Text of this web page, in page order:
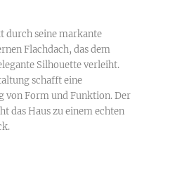
durch seine markante
Flachdach, das dem
Silhouette verleiht.
schafft eine
von Form und Funktion. Der
das Haus zu einem echten